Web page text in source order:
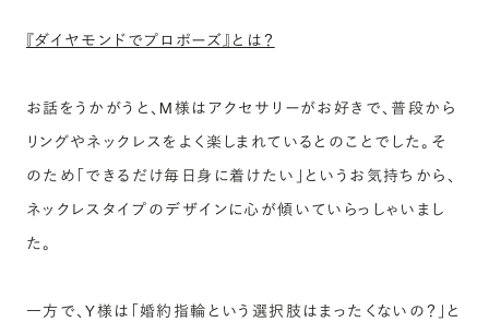
『ダイヤモンドでプロポーズ』とは？
お話をうかがうと、M様はアクセサリーがお好きで、普段から
リングやネックレスをよく楽しまれているとのことでした。そ
のため「できるだけ毎日身に着けたい」というお気持ちから、
ネックレスタイプのデザインに心が傾いていらっしゃいまし
た。
一方で、Y様は「婚約指輪という選択肢はまったくないの？」と